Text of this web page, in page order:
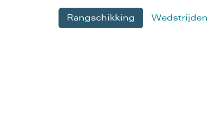
Rangschikking Wedstrijden